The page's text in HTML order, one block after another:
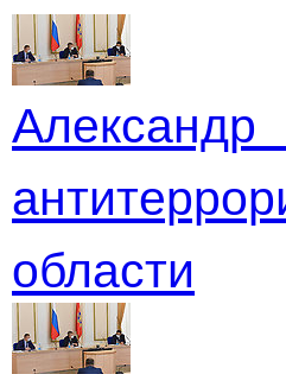
области